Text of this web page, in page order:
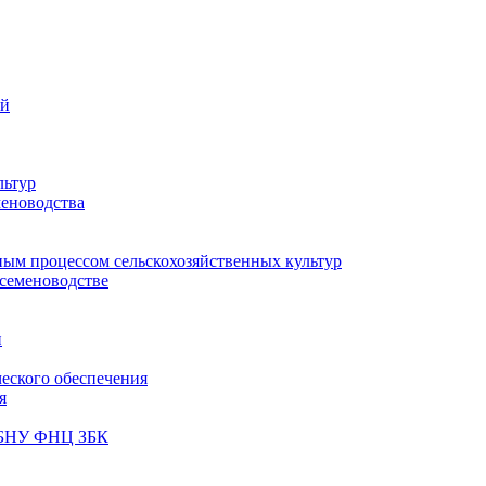
процессом сельскохозяйственных культур
обеспечения
ФНЦ ЗБК